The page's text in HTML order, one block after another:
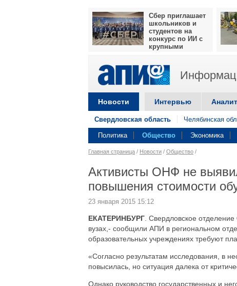
Сбер приглашает
школьников и
студентов на
конкурс по ИИ с
крупными
Новости Интервью
Свердловская область Челябинская
Политика Общество Экономика
Главная страница / Новости / Общество /
Активисты ОНФ не
повышения стоимости
23 января 2015 15:12
ЕКАТЕРИНБУРГ . Свердловское
вузах,- сообщили АПИ в региональном
образовательных учреждениях требуют
«Согласно результатам исследования, в
повысилась, но ситуация далека от
Однако руководство государственных и